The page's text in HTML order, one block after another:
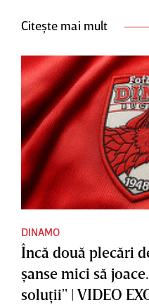
Citește mai mult
DINAMO
Încă două plecări
şanse mici să
soluţii" | VIDEO